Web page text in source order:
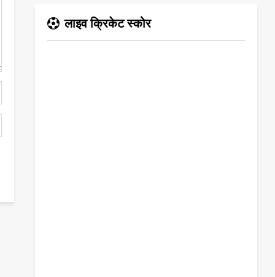
लाइव क्रिकेट स्कोर